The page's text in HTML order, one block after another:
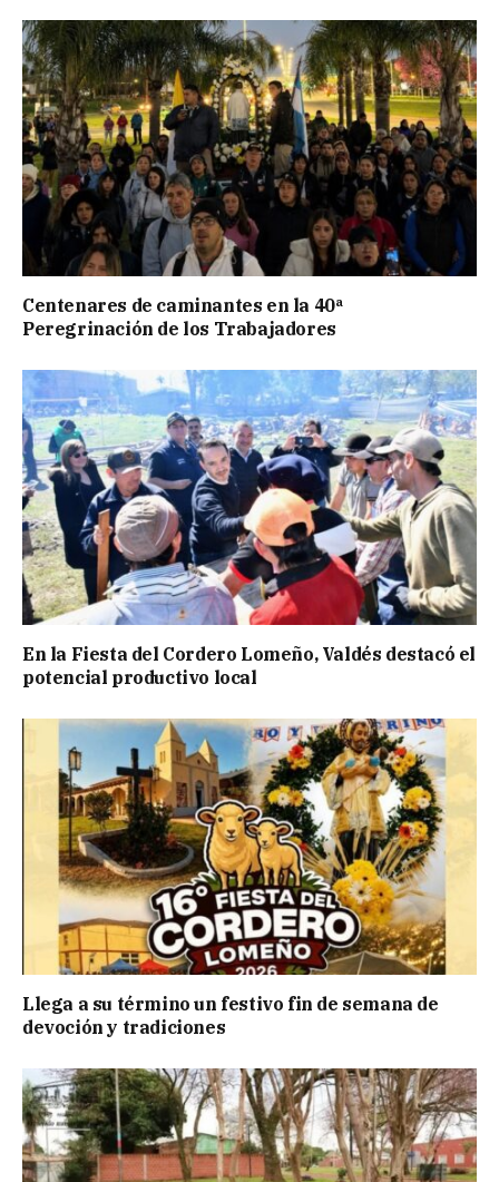
Centenares de caminantes en la 40ª
Peregrinación de los Trabajadores
En la Fiesta del Cordero Lomeño, Valdés destacó el
potencial productivo local
Llega a su término un festivo fin de semana de
devoción y tradiciones